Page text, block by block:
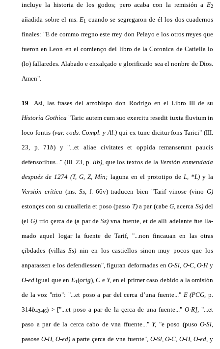
incluye la historia de los godos; pe­ro acaba con la remisión a E2
añadida sobre el ms. E1 cuando se segregaron de él los dos cuadernos
fina­les: "E de commo rregno este rrey don Pelayo e los otros rreyes que
fueron en Leon en el comienço del libro de la Coronica de Catiella lo
(lo) fallaredes. Alabado e enxalçado e glorificado sea el nonbre de Dios.
Amen".
19 Así, las frases del arzobispo don Rodrigo en el Libro III de su
HistoriaGothica"Taric autem cum suo exercitu resedit iuxta fluvium in
loco fontis (var. cods.Compl. y Al.) qui ex tunc dicitur fons Tarici" (III.
23, p. 71b) y "...et aliae civitates et oppida remanserunt paucis
defensoribus..." (III. 23, p. lib), que los textos de laVersión enmendada
después de 1274(T, G, Z, Min; laguna en el prototipo de L, *L) y la
Versión crítica (ms. Ss, f. 66v) traducen bien "Tarif vinose (vinoG)
estonçes con su caualleria et poso (passo T) a par (cabe G,acerca Ss)del
(elG) rrio çerca de (a par de Ss)vna fuente, et de allí adelante fue lla­
mado aquel logar la fuente de Tarif, "...non fincauan en las otras
çibdades (villasSs) nin en los castiellos sinon muy pocos que los
anparassen e los defendiessen", figuran deformadas enO-Sl, O-C, O-Hy
O-edigual que en E1(orig),C e Y, en el primer caso debido a la omisión
de la voz "rrio": "...et poso a par del cerca d’una fuente..." E(PCG,p.
314b43-46) > ["...et poso a par de la çerca de una fuente..." O-R],"...et
paso a par de la cerca cabo de vna ffuente..." Y, "e poso (puso O-Sl,
pasose O-H, O-ed) a parte çerca de vna fuente", O-Sl, O-C, O-H, O-ed,y